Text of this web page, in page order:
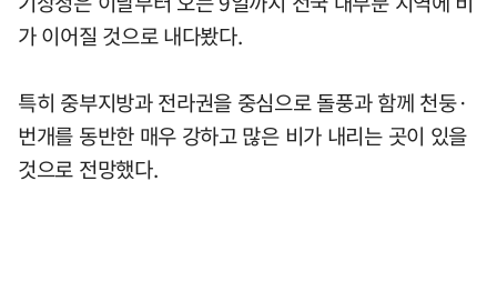
가 이어질 것으로 내다봤다.
특히 중부지방과 전라권을 중심으로 돌풍과 함께 천둥·
번개를 동반한 매우 강하고 많은 비가 내리는 곳이 있을
것으로 전망했다.